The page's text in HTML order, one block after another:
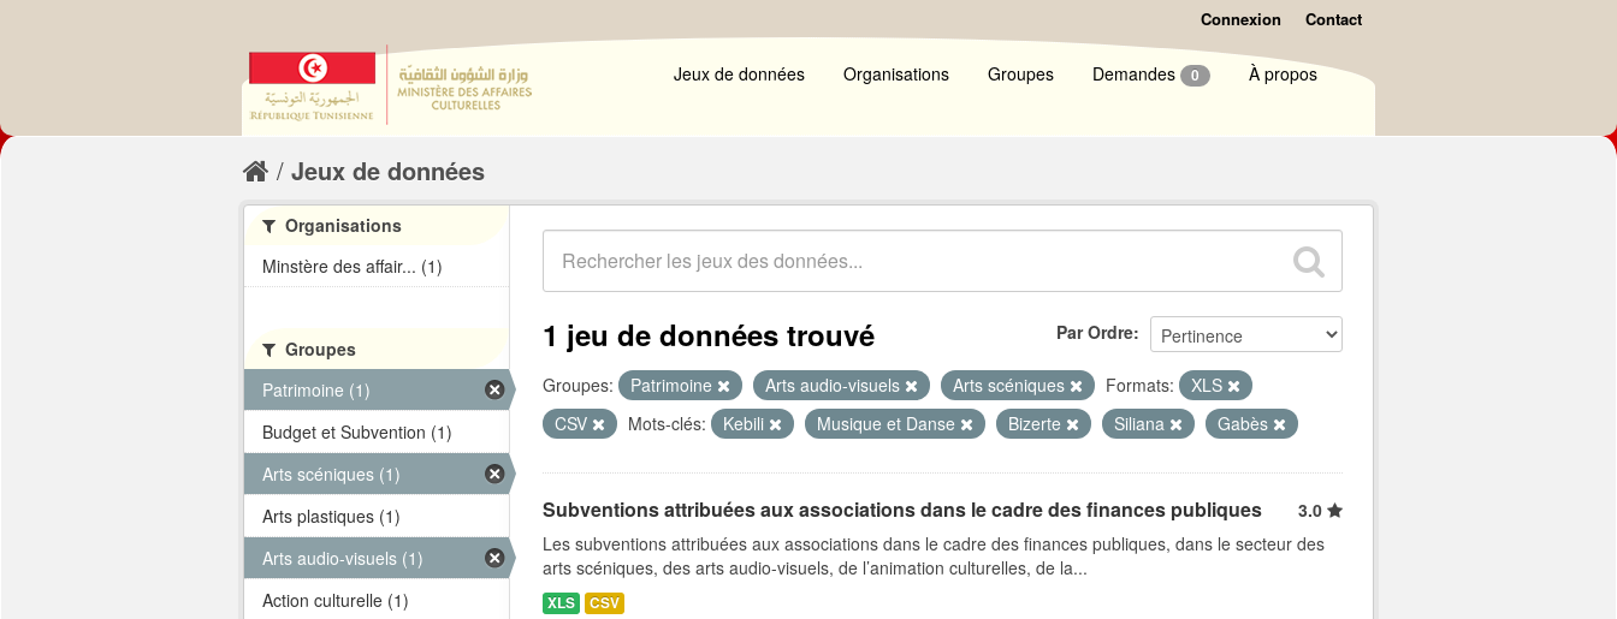
Connexion Contact
Jeux de données Organisations Groupes Demandes 0 À propos
Jeux de données
Par Ordre
1 jeu de données trouvé
Groupes: Patrimoine Arts audio-visuels Arts scéniques Formats:
XLS
CSV
Mots-clés: Kebili Musique et Danse Bizerte Siliana Gabès
Subventions attribuées aux associations dans le cadre des finances publiques
3.0
Les subventions attribuées aux associations dans le cadre des finances publiques, dans le secteur des
arts scéniques, des arts audio-visuels, de l’animation culturelles, de la...
XLS CSV
Organisations
Minstère des affair... (1)
Groupes
Patrimoine (1)
Budget et Subvention (1)
Arts scéniques (1)
Arts plastiques (1)
Arts audio-visuels (1)
Action culturelle (1)